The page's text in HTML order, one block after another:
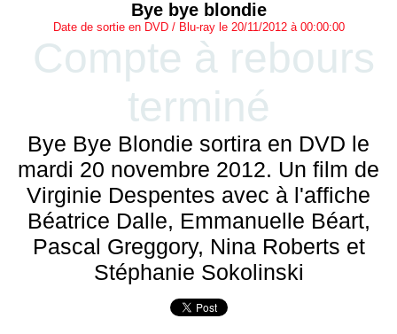
Bye bye blondie
Date de sortie en DVD / Blu-ray le 20/11/2012 à 00:00:00
Compte à rebours
terminé
Bye Bye Blondie sortira en DVD le
mardi 20 novembre 2012. Un film de
Virginie Despentes avec à l'affiche
Béatrice Dalle, Emmanuelle Béart,
Pascal Greggory, Nina Roberts et
Stéphanie Sokolinski